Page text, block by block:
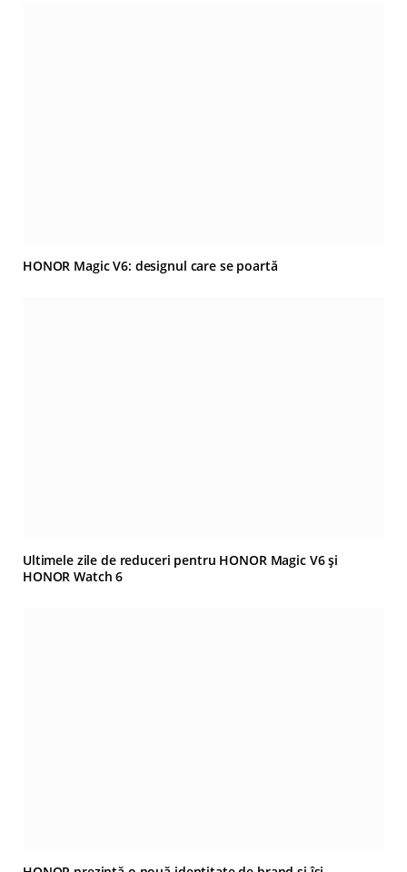
HONOR Magic V6: designul care se poartă
Ultimele zile de reduceri pentru HONOR Magic V6 și
HONOR Watch 6